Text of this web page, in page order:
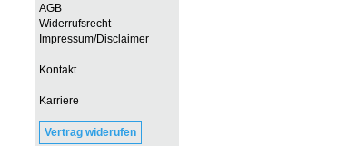
AGB
Widerrufsrecht
Impressum/Disclaimer
Kontakt
Karriere
Vertrag widerufen